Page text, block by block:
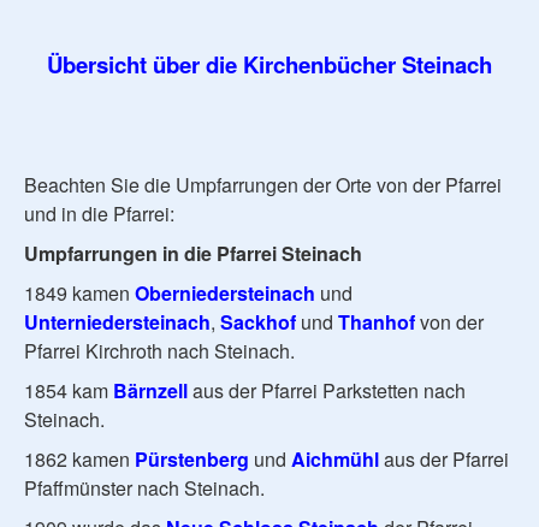
Übersicht über die Kirchenbücher Steinach
Beachten Sie die Umpfarrungen der Orte von der Pfarrei
und in die Pfarrei:
Umpfarrungen in die Pfarrei Steinach
1849 kamen Oberniedersteinach und
Unterniedersteinach, Sackhof und Thanhofvon der
Pfarrei Kirchroth nach Steinach.
1854 kam Bärnzellaus der Pfarrei Parkstetten nach
Steinach.
1862 kamen Pürstenberg und Aichmühlaus der Pfarrei
Pfaffmünster nach Steinach.